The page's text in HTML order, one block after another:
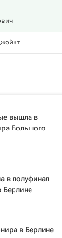
вышла в
Большого
в полуфинал
Берлине
в Берлине